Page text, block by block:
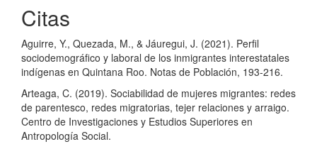
Citas
Aguirre, Y., Quezada, M., & Jáuregui, J. (2021). Perfil
sociodemográfico y laboral de los inmigrantes interestatales
indígenas en Quintana Roo. Notas de Población, 193-216.
Arteaga, C. (2019). Sociabilidad de mujeres migrantes: redes
de parentesco, redes migratorias, tejer relaciones y arraigo.
Centro de Investigaciones y Estudios Superiores en
Antropología Social.